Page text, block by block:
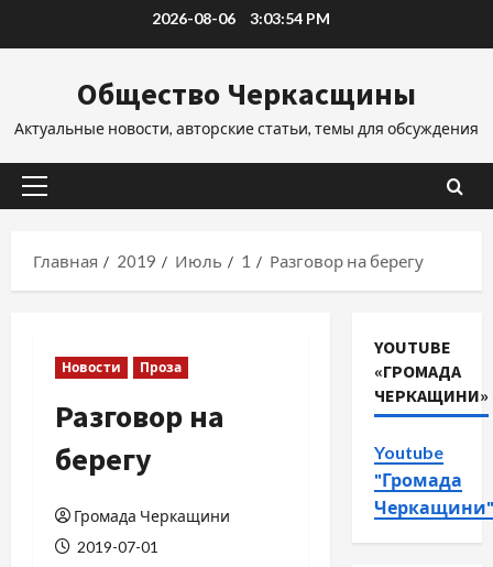
2026-08-06 3:03:55 PM
Общество Черкасщины
Актуальные новости, авторские статьи, темы для обсуждения
Основное
Главная
2019 Июль 1 Разговор на берегу
Новости Проза
Разговор на
берегу
Громада Черкащини
2019-07-01
YOUTUBE
«ГРОМАДА
ЧЕРКАЩИНИ»
Youtube
"Громада
Черкащини"